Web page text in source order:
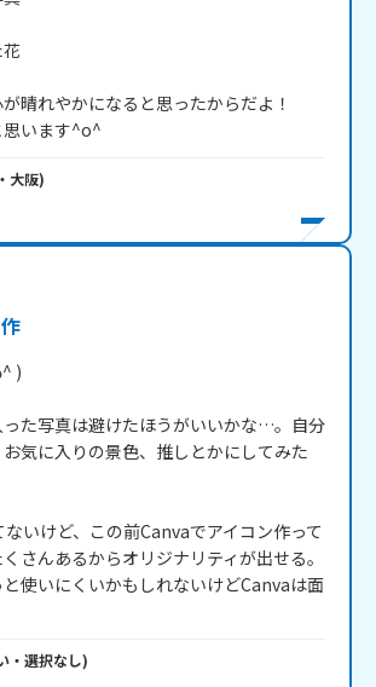
晴れやかになると思ったからだよ！
います^o^
大阪)
)
た写真は避けたほうがいいかな…。自分
気に入りの景色、推しとかにしてみた
いけど、この前Canvaでアイコン作って
さんあるからオリジナリティが出せる。
使いにくいかもしれないけどCanvaは面
・ 選択なし)